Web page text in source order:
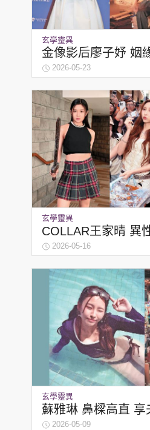
玄學靈異
金像影后廖子妤 姻
玲玲
2026-05-23
玄學靈異
COLLAR王家晴 異
玲2026-05-16
玄學靈異
蘇雅琳 鼻樑高直 享
2026-05-09